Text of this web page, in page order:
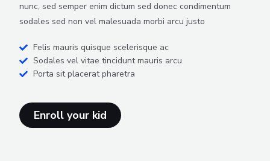
nunc, sed semper enim dictum sed donec condimentum
sodales sed non vel malesuada morbi arcu justo
Felis mauris quisque scelerisque ac
Sodales vel vitae tincidunt mauris arcu
Porta sit placerat pharetra
Enroll your kid